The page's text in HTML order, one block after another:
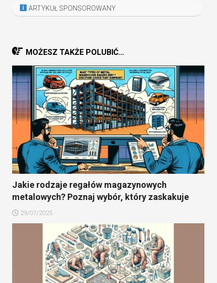
ARTYKUŁ SPONSOROWANY
MOŻESZ TAKŻE POLUBIĆ...
Jakie rodzaje regałów magazynowych
metalowych? Poznaj wybór, który zaskakuje
29/07/2025